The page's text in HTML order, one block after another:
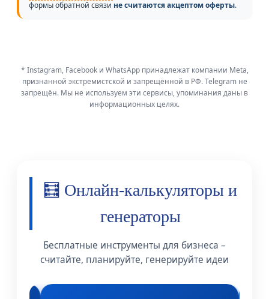
формы обратной связи не считаются акцептом оферты.
* Instagram, Facebook и WhatsApp принадлежат компании Meta,
признанной экстремистской и запрещённой в РФ. Telegram не
запрещён. Мы не используем эти сервисы, упоминания даны в
информационных целях.
🧮 Онлайн-калькуляторы и
генераторы
Бесплатные инструменты для бизнеса –
считайте, планируйте, генерируйте идеи